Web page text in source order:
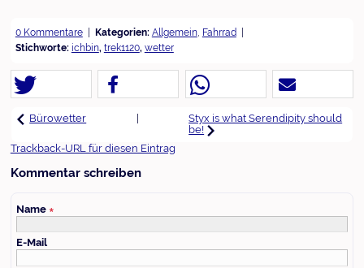
0 Kommentare Kategorien: Allgemein, Fahrrad
Stichworte: ichbin, trek1120, wetter
Bürowetter |
Styx is what Serendipity should
be!
Trackback-URL für diesen Eintrag
Kommentar schreiben
Name ∗
E-Mail